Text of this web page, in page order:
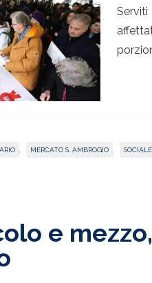
MERCATO S. AMBROGIO SOCIALE
e